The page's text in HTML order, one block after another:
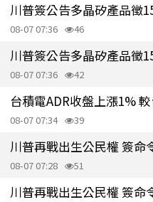
川普簽公告多晶矽產品徵
08-07 07:36 46
川普簽公告多晶矽產品徵
08-07 07:36 42
台積電ADR收盤上漲1%
08-07 07:34 39
川普再戰出生公民權 簽命
08-07 07:28 51
川普再戰出生公民權 簽命